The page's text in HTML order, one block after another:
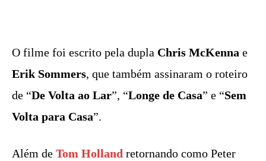
O filme foi escrito pela dupla Chris McKenna e
Erik Sommers, que também assinaram o roteiro
de “De Volta ao Lar”, “Longe de Casa” e “Sem
Volta para Casa”.
Além de Tom Holland retornando como Peter